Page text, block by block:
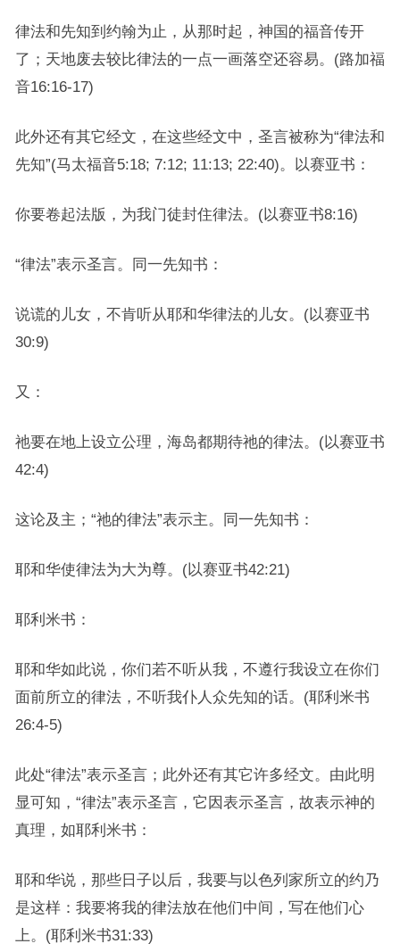
律法和先知到约翰为止，从那时起，神国的福音传开
了；天地废去较比律法的一点一画落空还容易。(路加福
音16:16-17)
此外还有其它经文，在这些经文中，圣言被称为“律法和
先知”(马太福音5:18; 7:12; 11:13; 22:40)。以赛亚书：
你要卷起法版，为我门徒封住律法。(以赛亚书8:16)
“律法”表示圣言。同一先知书：
说谎的儿女，不肯听从耶和华律法的儿女。(以赛亚书
30:9)
又：
祂要在地上设立公理，海岛都期待祂的律法。(以赛亚书
42:4)
这论及主；“祂的律法”表示主。同一先知书：
耶和华使律法为大为尊。(以赛亚书42:21)
耶利米书：
耶和华如此说，你们若不听从我，不遵行我设立在你们
面前所立的律法，不听我仆人众先知的话。(耶利米书
26:4-5)
此处“律法”表示圣言；此外还有其它许多经文。由此明
显可知，“律法”表示圣言，它因表示圣言，故表示神的
真理，如耶利米书：
耶和华说，那些日子以后，我要与以色列家所立的约乃
是这样：我要将我的律法放在他们中间，写在他们心
上。(耶利米书31:33)